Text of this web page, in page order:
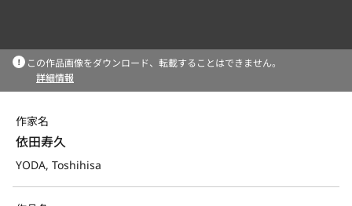
この作品画像をダウンロード、転載することはできません。
詳細情報
作家名
依田寿久
YODA, Toshihisa